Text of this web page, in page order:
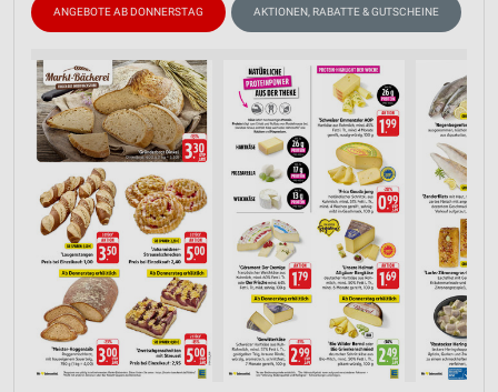
ANGEBOTE AB DONNERSTAG AKTIONEN, RABATTE & GUTSCHEINE